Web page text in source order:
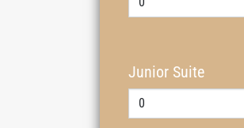
Junior Suite